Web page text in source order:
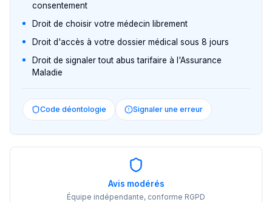
consentement
Droit de choisir votre médecin librement
Droit d'accès à votre dossier médical sous 8 jours
Droit de signaler tout abus tarifaire à l'Assurance
Maladie
Code déontologie Signaler une erreur
Avis modérés
Équipe indépendante, conforme RGPD